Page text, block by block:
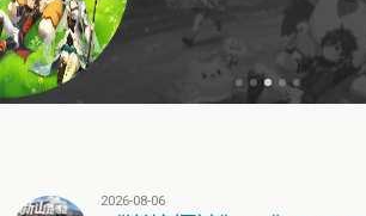
2026-08-06